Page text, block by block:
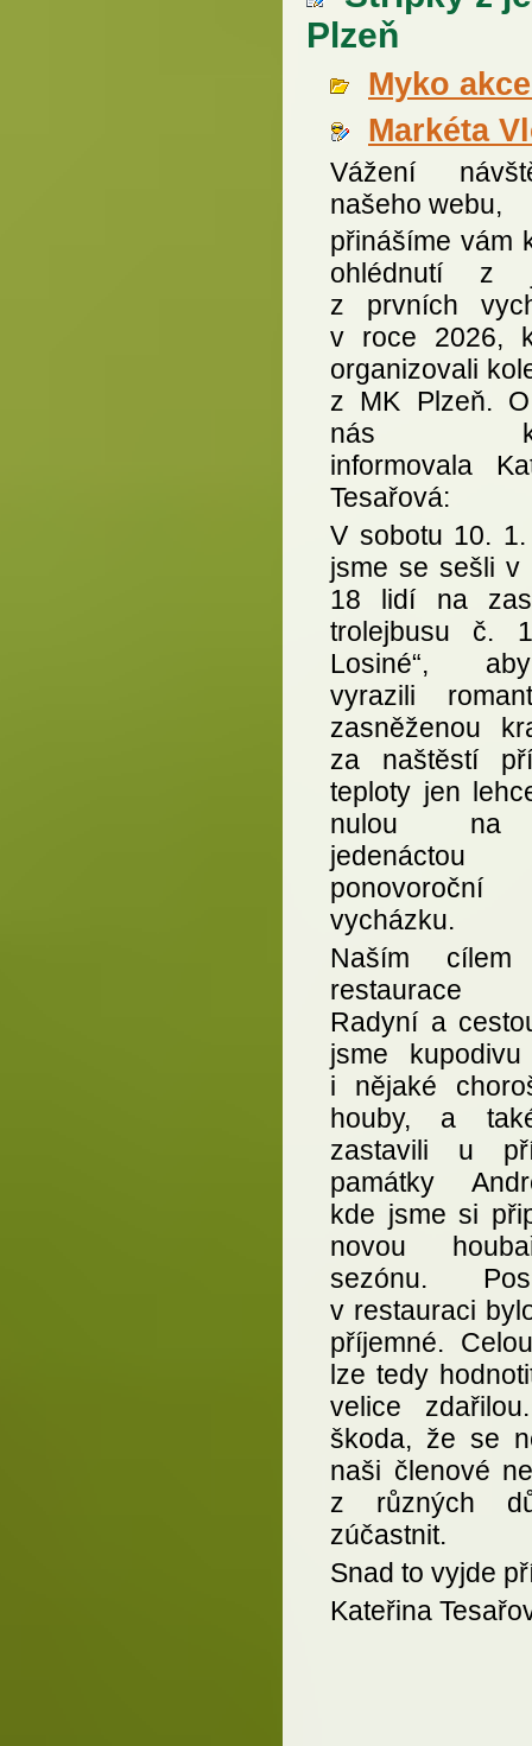
Plzeň
Myko
Markéta
Vážení
našeho webu,
přinášíme vám
ohlédnutí z
z prvních
v roce 2026,
organizovali
z MK Plzeň.
nás
informovala
Tesařová:
V sobotu 10.
jsme se sešli v
18 lidí na
trolejbusu č.
Losiné“,
vyrazili
zasněženou
za naštěstí
teploty jen
nulou
jedenáctou
ponovoroční
vycházku.
Naším cílem
restaurace
Radyní a
jsme
i nějaké
houby, a
zastavili u
památky
kde jsme si
novou
sezónu.
v restauraci
příjemné.
lze tedy
velice
škoda, že se
naši členové
z různých
zúčastnit.
Snad to vyjde
Kateřina